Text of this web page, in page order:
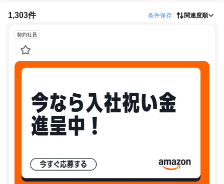
1,303件 条件保存 関連度順
契約社員